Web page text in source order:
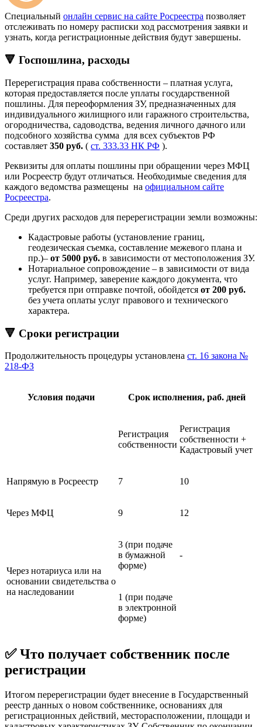
Специальный онлайн сервис на сайте Росреестра позволяет
отслеживать по номеру расписки ход рассмотрения заявки и
узнать, когда регистрационные действия будут завершены.
🔻 Госпошлина, расходы
Перерегистрация права собственности – платная услуга,
которая предоставляется после уплаты государственной
пошлины. Для переоформления ЗУ, предназначенных для
индивидуального жилищного или гаражного строительства,
огородничества, садоводства, ведения личного дачного или
подсобного хозяйства сумма для всех субъектов РФ
составляет 350 руб. ( ст. 333.33 НК РФ ).
Реквизиты для оплаты пошлины при обращении через МФЦ
или Росреестр будут отличаться. Необходимые сведения для
каждого ведомства размещены на официальном сайте
Росреестра.
Среди других расходов для перерегистрации земли возможны:
Кадастровые работы (установление границ,
геодезическая съемка, составление межевого плана и
пр.)– от 5000 руб. в зависимости от местоположения ЗУ.
Нотариальное сопровождение – в зависимости от вида
услуг. Например, заверение каждого документа, что
требуется при отправке почтой, обойдется от 200 руб.
без учета оплаты услуг правового и технического
характера.
🔻 Сроки регистрации
Продолжительность процедуры установлена ст. 16 закона №
218-ФЗ
Условия подачи Срок исполнения, раб. дней
Регистрация
собственности
Регистрация
собственности +
Кадастровый учет
Напрямую в Росреестр 7 10
Через МФЦ 9 12
Через нотариуса или на
основании свидетельства о
на наследовании
3 (при подаче
в бумажной
форме)
-
1 (при подаче
в электронной
форме)
✅ Что получает собственник после
регистрации
Итогом перерегистрации будет внесение в Государственный
реестр данных о новом собственнике, основаниях для
регистрационных действий, месторасположении, площади и